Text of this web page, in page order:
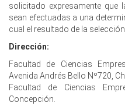
solicitado expresamente que
sean efectuadas a una
cual el resultado de la
Dirección:
Facultad de Ciencias
Avenida Andrés Bello Nº720,
Facultad de Ciencias
Concepción.